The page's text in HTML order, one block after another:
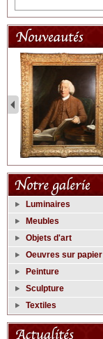
Luminaires
Meubles
Objets d'art
Oeuvres sur papier
Peinture
Sculpture
Textiles